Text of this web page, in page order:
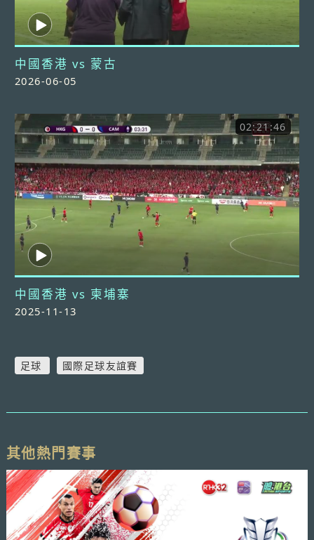
中國香港 vs 蒙古
2026-06-05
02:21:46
中國香港 vs 柬埔寨
2025-11-13
足球 國際足球友誼賽
其他熱門賽事